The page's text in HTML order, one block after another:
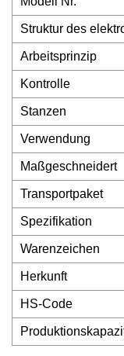
Struktur des
Arbeitsprinzip
Kontrolle
Stanzen
Verwendung
Maßgeschneidert
Transportpaket
Spezifikation
Warenzeichen
Herkunft
HS-Code